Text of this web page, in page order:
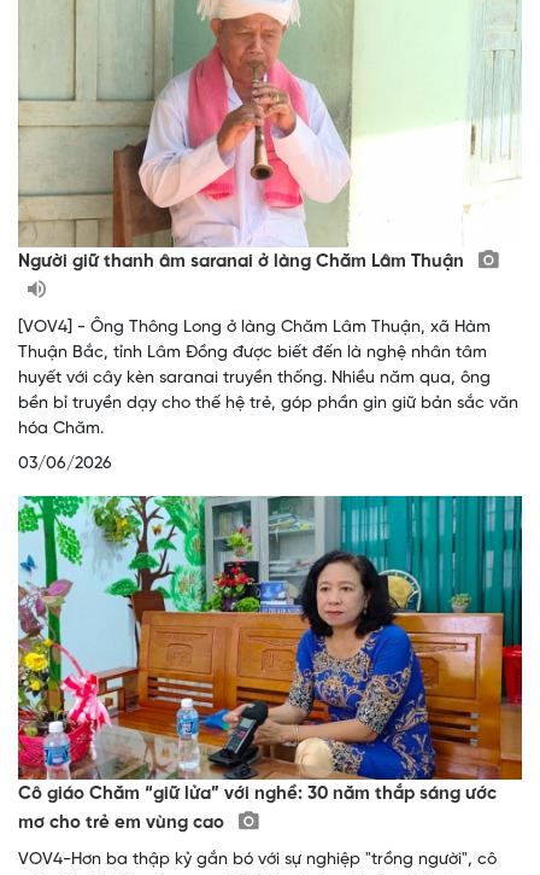
Người giữ thanh âm saranai ở làng Chăm Lâm Thuận
[VOV4] - Ông Thông Long ở làng Chăm Lâm Thuận, xã Hàm
Thuận Bắc, tỉnh Lâm Đồng được biết đến là nghệ nhân tâm
huyết với cây kèn saranai truyền thống. Nhiều năm qua, ông
bền bỉ truyền dạy cho thế hệ trẻ, góp phần gìn giữ bản sắc văn
hóa Chăm.
03/06/2026
Cô giáo Chăm “giữ lửa” với nghề: 30 năm thắp sáng ước
mơ cho trẻ em vùng cao
VOV4-Hơn ba thập kỷ gắn bó với sự nghiệp "trồng người", cô